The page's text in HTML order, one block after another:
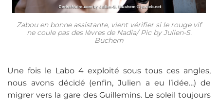
Zabou en bonne assistante, vient vérifier si le rouge vif
ne coule pas des lèvres de Nadia/ Pic by Julien-S.
Buchem
Une fois le Labo 4 exploité sous tous ces angles,
nous avons décidé (enfin, Julien a eu l’idée…) de
migrer vers la gare des Guillemins. Le soleil toujours